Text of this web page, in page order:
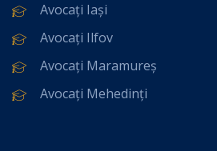
Avocați Iași
Avocați Ilfov
Avocați Maramureș
Avocați Mehedinți